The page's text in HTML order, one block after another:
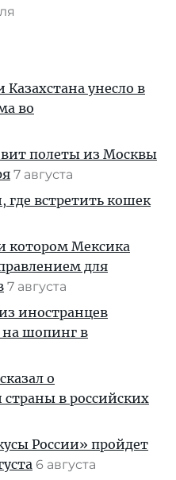
унесло в
во
полеты из Москвы
7 августа
где встретить кошек
котором Мексика
для
7 августа
иностранцев
на шопинг в
о
в российских
России» пройдет
6 августа